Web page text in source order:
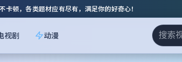
卡顿，各类题材应有尽有，满足你的好奇心！
视剧 动漫